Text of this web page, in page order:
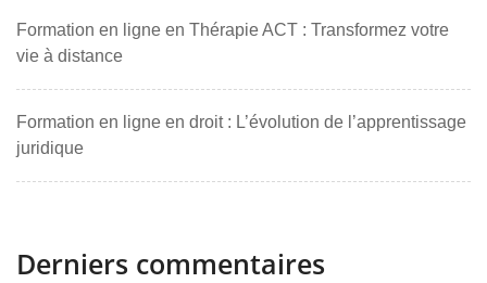
Formation en ligne en Thérapie ACT : Transformez votre
vie à distance
Formation en ligne en droit : L’évolution de l’apprentissage
juridique
Derniers commentaires